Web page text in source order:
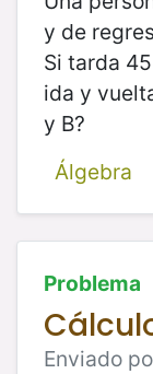
y de
Si tarda
ida y
y B?
Álgebra
Problema
Enviado